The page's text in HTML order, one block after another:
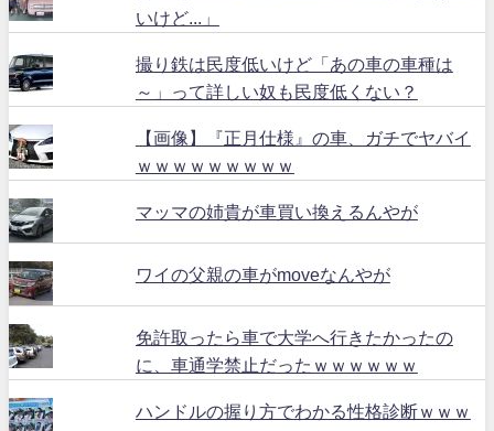
いけど...」
撮り鉄は民度低いけど「あの車の車種は
～」って詳しい奴も民度低くない？
【画像】『正月仕様』の車、ガチでヤバイ
ｗｗｗｗｗｗｗｗｗ
マッマの姉貴が車買い換えるんやが
ワイの父親の車がmoveなんやが
免許取ったら車で大学へ行きたかったの
に、車通学禁止だったｗｗｗｗｗｗ
ハンドルの握り方でわかる性格診断ｗｗｗ